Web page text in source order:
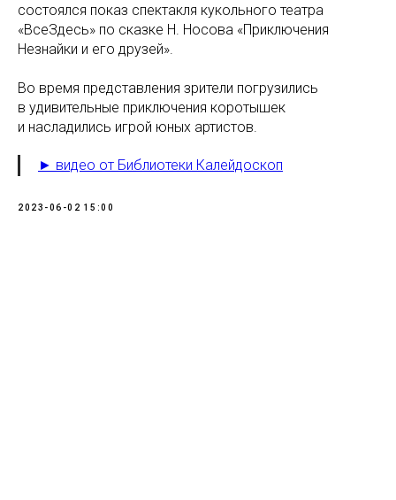
состоялся показ спектакля кукольного театра
«ВсеЗдесь» по сказке Н. Носова «Приключения
Незнайки и его друзей».
Во время представления зрители погрузились
в удивительные приключения коротышек
и насладились игрой юных артистов.
► видео от Библиотеки Калейдоскоп
2023-06-02 15:00